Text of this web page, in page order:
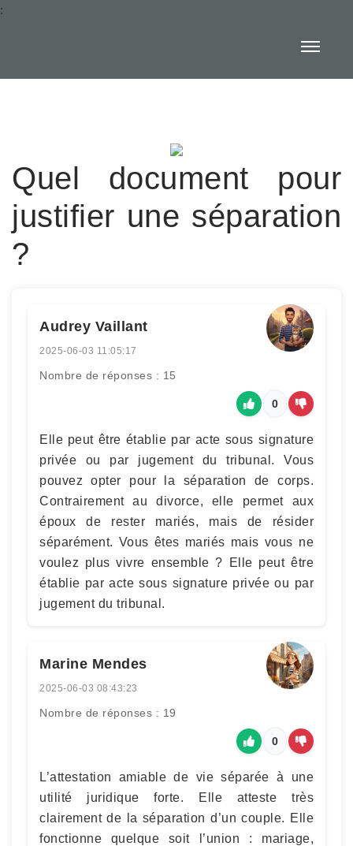
:
Quel document pour
justifier une séparation
?
Audrey Vaillant
2025-06-03 11:05:17
Nombre de réponses : 15
0
Elle peut être établie par acte sous signature
privée ou par jugement du tribunal. Vous
pouvez opter pour la séparation de corps.
Contrairement au divorce, elle permet aux
époux de rester mariés, mais de résider
séparément. Vous êtes mariés mais vous ne
voulez plus vivre ensemble ? Elle peut être
établie par acte sous signature privée ou par
jugement du tribunal.
Marine Mendes
2025-06-03 08:43:23
Nombre de réponses : 19
0
L’attestation amiable de vie séparée à une
utilité juridique forte. Elle atteste très
clairement de la séparation d’un couple. Elle
fonctionne quelque soit l’union : mariage,